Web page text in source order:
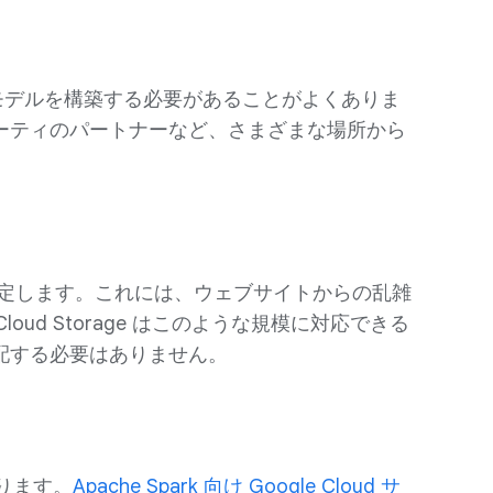
ルを構築する必要があることがよくありま
ィのパートナーなど、さまざまな場所から
します。これには、ウェブサイトからの乱雑
Storage はこのような規模に対応できる
る必要はありません。
す。 Apache Spark 向け Google Cloud サ